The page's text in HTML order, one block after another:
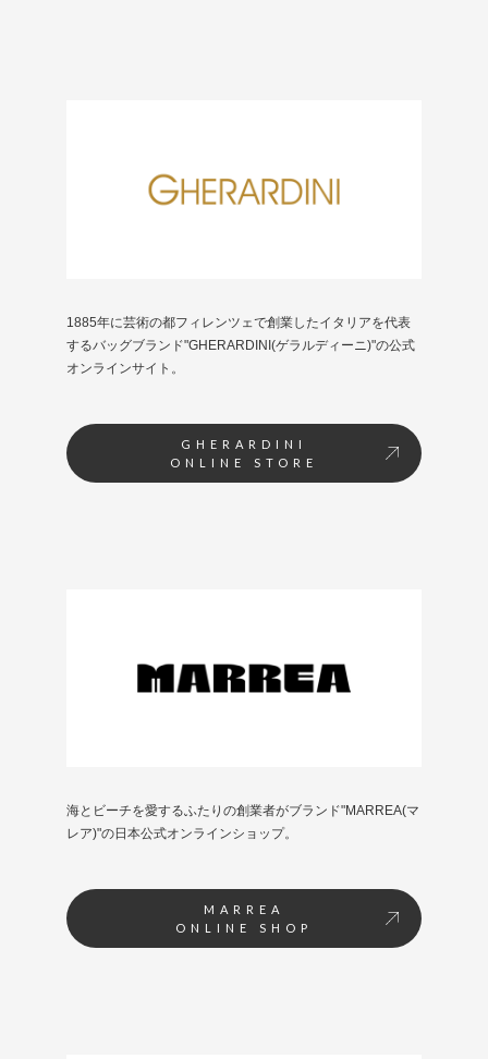
1885年に芸術の都フィレンツェで創業したイタリアを代表
するバッグブランド"GHERARDINI(ゲラルディーニ)"の公式
オンラインサイト。
GHERARDINI
ONLINE STORE
海とビーチを愛するふたりの創業者がブランド"MARREA(マ
レア)"の日本公式オンラインショップ。
MARREA
ONLINE SHOP